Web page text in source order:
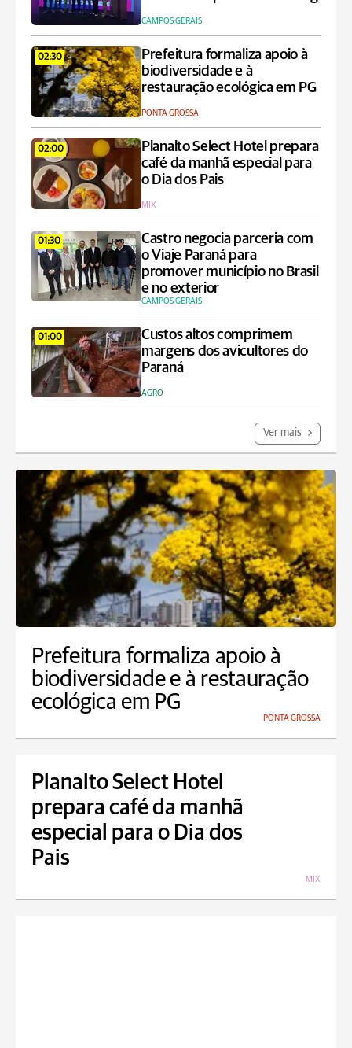
CAMPOS GERAIS
02:30
Prefeitura formaliza apoio à
biodiversidade e à
restauração ecológica em PG
PONTA GROSSA
02:00
Planalto Select Hotel prepara
café da manhã especial para
o Dia dos Pais
MIX
01:30
Castro negocia parceria com
o Viaje Paraná para
promover município no Brasil
e no exterior
CAMPOS GERAIS
01:00
Custos altos comprimem
margens dos avicultores do
Paraná
AGRO
Ver mais
Prefeitura formaliza apoio à
biodiversidade e à restauração
ecológica em PG
PONTA GROSSA
Planalto Select Hotel
prepara café da manhã
especial para o Dia dos
Pais
MIX